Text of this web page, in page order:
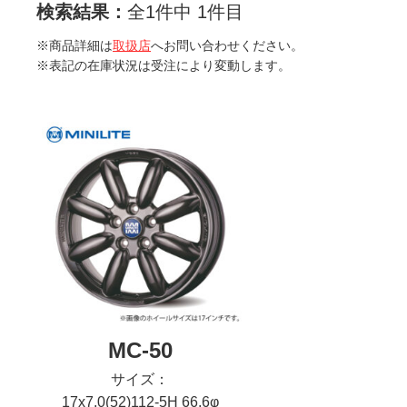
検索結果： 全1件中 1件目
※商品詳細は取扱店へお問い合わせください。
※表記の在庫状況は受注により変動します。
MC-50
サイズ：
17x7.0(52)112-5H 66.6φ